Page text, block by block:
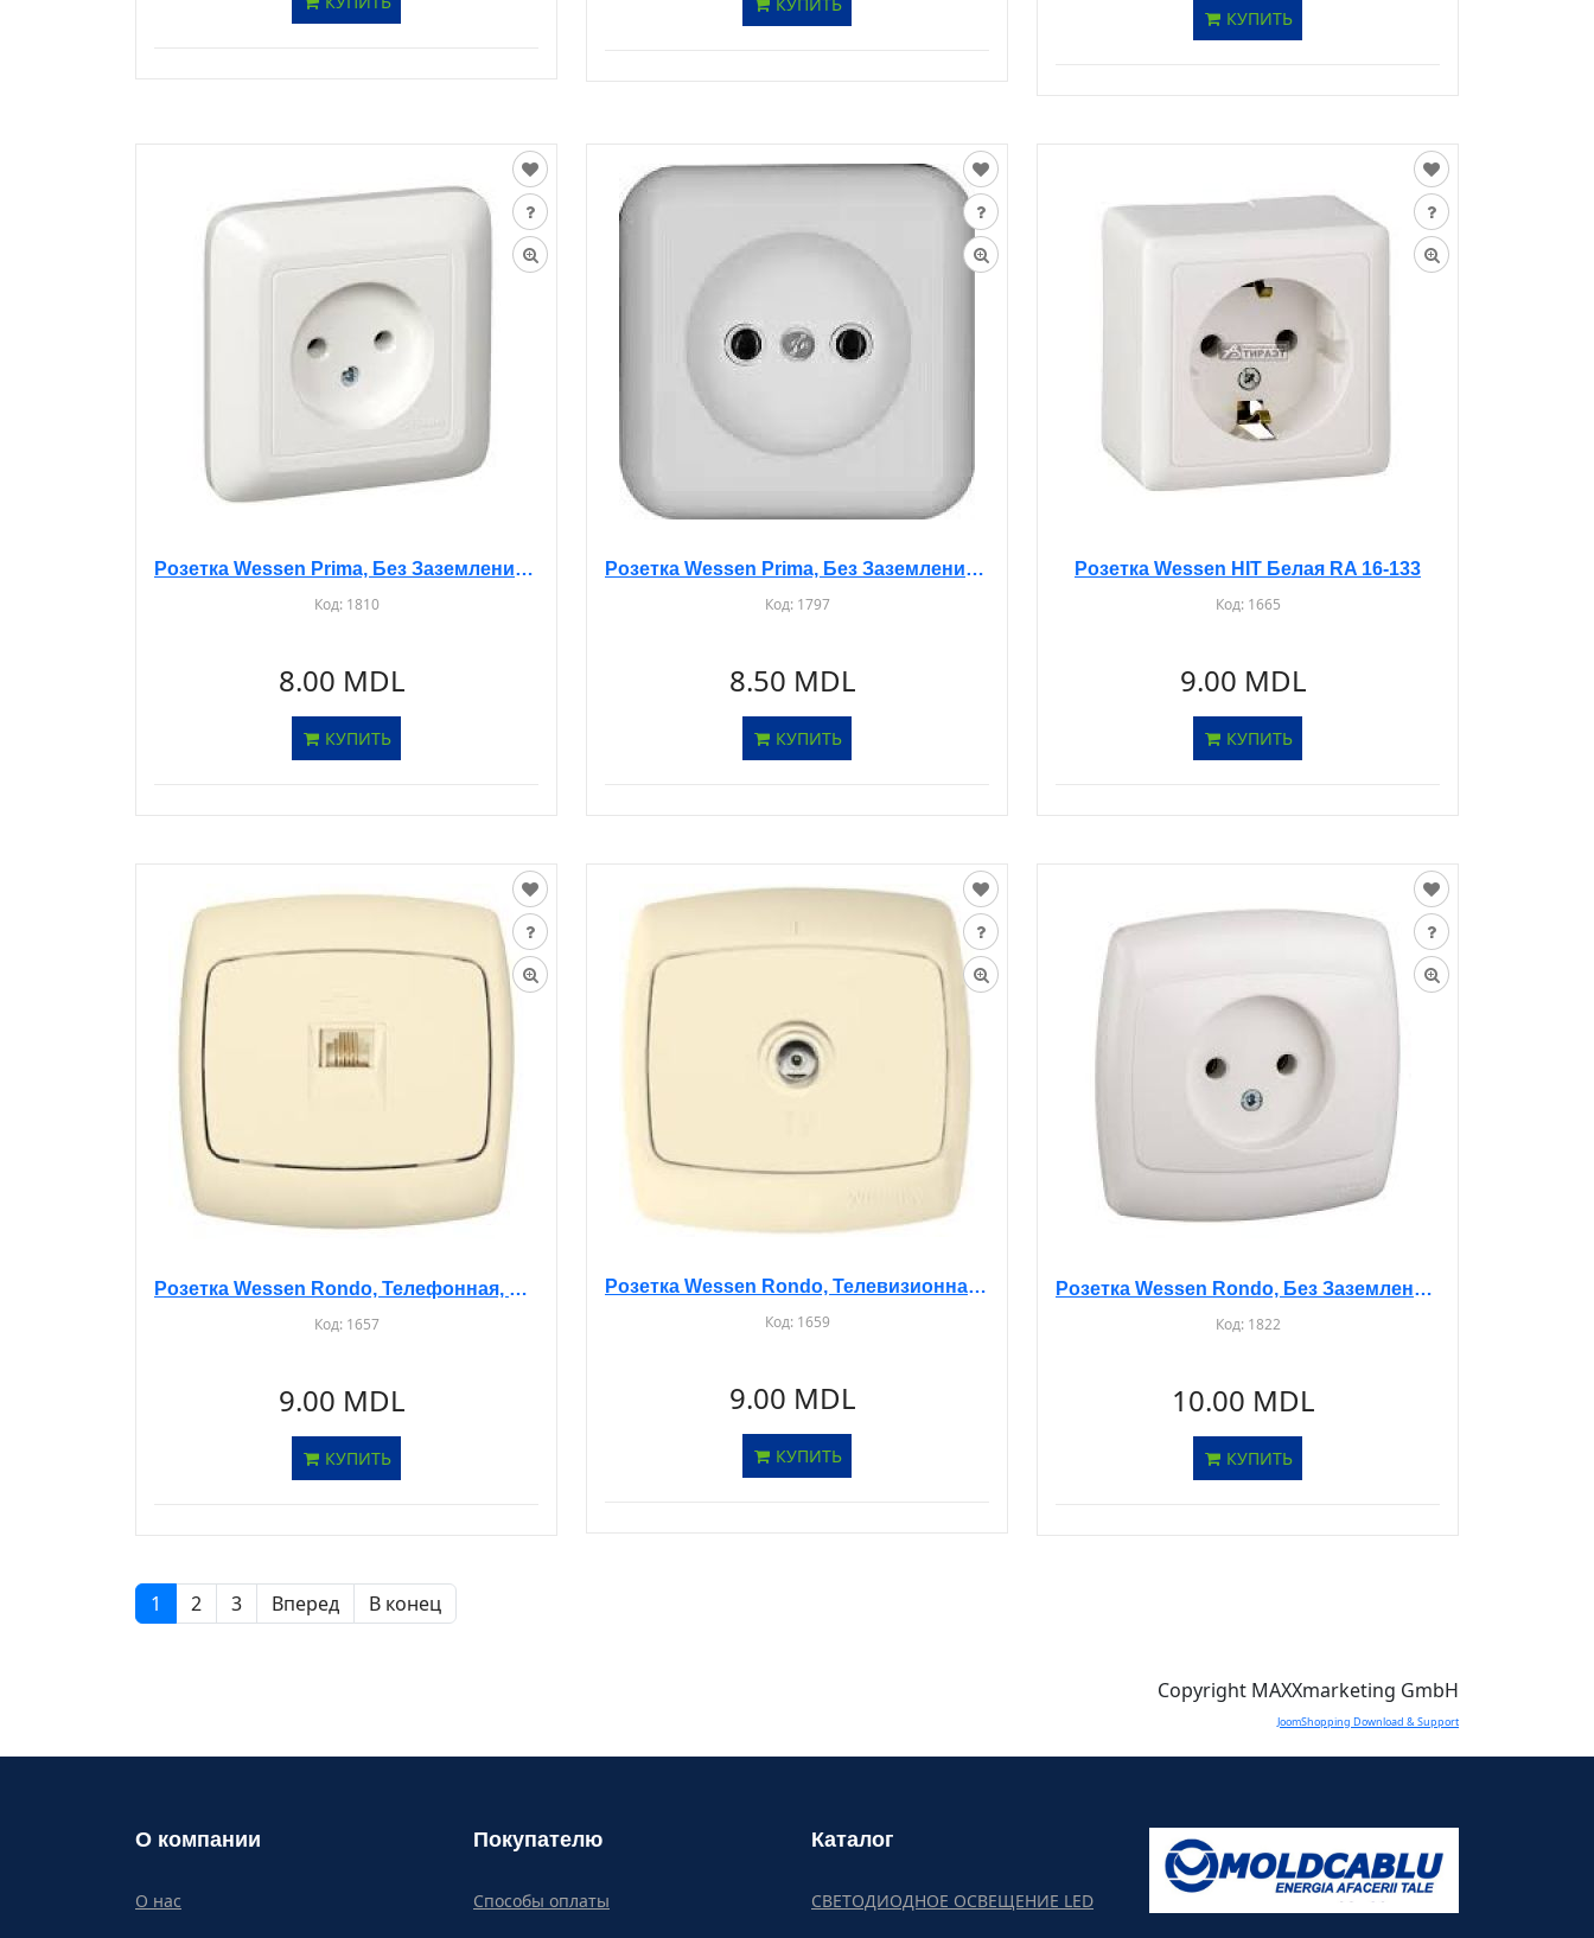
КУПИТЬ
Розетка Wessen Prima, Без Заземления, С/У, Белая, RS10-184
Код: 1810
8.00 MDL
КУПИТЬ
Розетка Wessen Prima, Без Заземления, Белая, 16А, RA10-164
Код: 1797
8.50 MDL
КУПИТЬ
Розетка Wessen HIT Белая RA 16-133
Код: 1665
9.00 MDL
КУПИТЬ
Розетка Wessen Rondo, Телефонная, С/У, Бежевая, RT-4S
Код: 1657
9.00 MDL
КУПИТЬ
Розетка Wessen Rondo, Телевизионная, С/У, Бежевая, RAT-1
Код: 1659
9.00 MDL
КУПИТЬ
Розетка Wessen Rondo, Без Заземления, Со Шторками, С/У, Белая, RS10-122
Код: 1822
10.00 MDL
КУПИТЬ
1 2 3 Вперед В конец
Copyright MAXXmarketing GmbH
JoomShopping Download & Support
О компании
О нас
Покупателю
Способы оплаты
Каталог
СВЕТОДИОДНОЕ ОСВЕЩЕНИЕ LED